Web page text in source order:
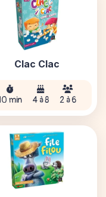
Clac Clac
min 4 à 8 2 à 6